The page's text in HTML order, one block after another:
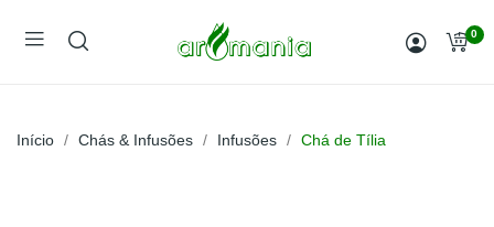
0
Início Chás & Infusões Infusões Chá de Tília